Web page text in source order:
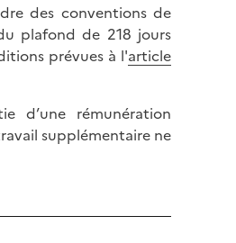
des conventions de
plafond de 218 jours
prévues à l'article
d’une rémunération
supplémentaire ne